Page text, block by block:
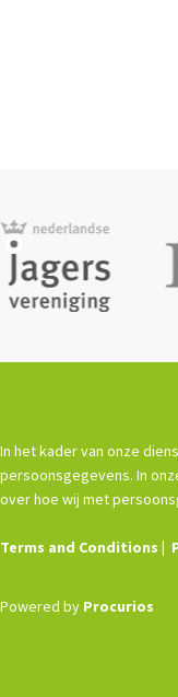
In het kader van onze
persoonsgegevens. In
over hoe wij met
Terms and Conditions
Powered by Procurios